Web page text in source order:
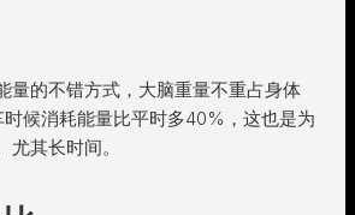
量的不错方式，大脑重量不重占身体
候消耗能量比平时多40%，这也是为
其长时间。